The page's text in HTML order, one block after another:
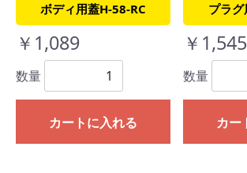
ボディ用蓋H-58-RC
￥1,089
数量
カートに入れる
プラ
￥1,545
数量
カー